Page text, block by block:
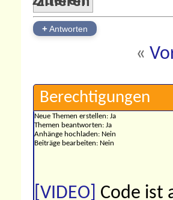
+Antworten
«
Berechtigungen
Neue Themen erstellen: Ja
Themen beantworten: Ja
Anhänge hochladen: Nein
Beiträge bearbeiten: Nein
[VIDEO] Code ist